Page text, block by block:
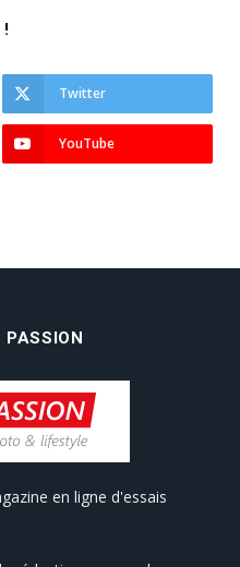
!
Twitter
YouTube
en ligne d'essais